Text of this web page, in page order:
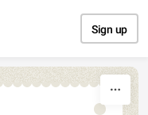
Sign up